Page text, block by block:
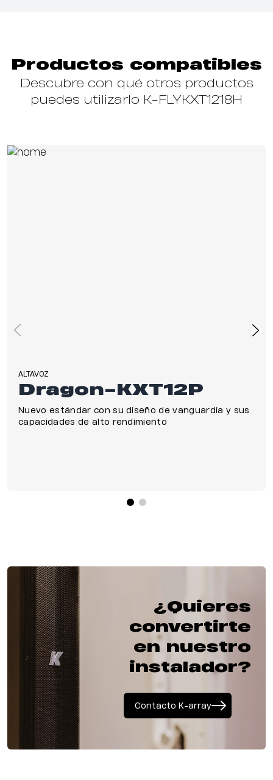
Productos compatibles
Descubre con qué otros productos
puedes utilizarlo K-FLYKXT1218H
ALTAVOZ
Dragon-KXT12P
Nuevo estándar con su diseño de vanguardia y sus
capacidades de alto rendimiento
¿Quieres
convertirte
en nuestro
instalador?
Contacto K-array